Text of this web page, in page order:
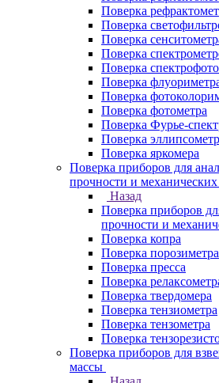
Поверка
Поверка
Поверка
Поверка
Поверка
Поверка
Поверка
Поверка фотометра
Поверка Фурье-
Поверка
Поверка яркомера
Поверка приборов для
прочности и
Назад
Поверка приборов
прочности и
Поверка копра
Поверка порозиметра
Поверка пресса
Поверка
Поверка твердомера
Поверка тензиометра
Поверка тензометра
Поверка
Поверка приборов для
массы